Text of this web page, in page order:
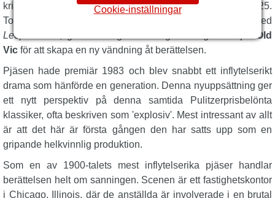
kritikerrosade, hetsiga och slutsålda Broadway-säsong 2025.
Tony-prisbelönte
, som förtrollade oss med
Leopoldstadt
Old
Vic för att skapa en ny vändning åt berättelsen.
Pjäsen hade premiär 1983 och blev snabbt ett inflytelserikt
drama som hänförde en generation. Denna nyuppsättning ger
ett nytt perspektiv på denna samtida Pulitzerprisbelönta
klassiker, ofta beskriven som 'explosiv'. Mest intressant av allt
är att det här är första gången den har satts upp som en
gripande helkvinnlig produktion.
Som en av 1900-talets mest inflytelserika pjäser handlar
berättelsen helt om sanningen. Scenen är ett fastighetskontor
i Chicago, Illinois, där de anställda är involverade i en brutal
Cookie-inställningar